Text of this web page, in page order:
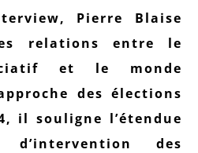
Pierre Blaise
relations entre le
et le monde
des élections
il souligne l’étendue
des